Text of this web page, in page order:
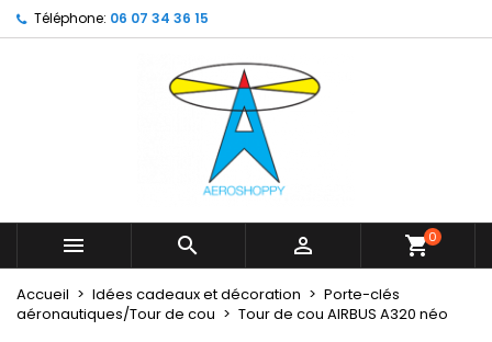
Téléphone: 06 07 34 36 15
   shopping_cart0
Accueil Idées cadeaux et décoration
Porte-clés
aéronautiques/Tour de cou
Tour de cou AIRBUS A320 néo
My wishlists ×
Create new list
Créer une liste d'envies ×
Nom de la liste d'envies
Connexion ×
Vous devez être connecté pour ajouter des produits
Annuler